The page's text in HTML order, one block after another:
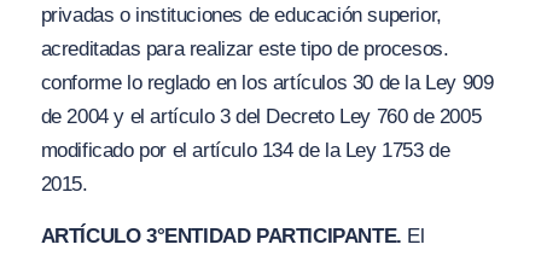
privadas o instituciones de educación superior,
acreditadas para realizar este tipo de procesos.
conforme lo reglado en los artículos 30 de la Ley 909
de 2004 y el artículo 3 del Decreto Ley 760 de 2005
modificado por el artículo 134 de la Ley 1753 de
2015.
ARTÍCULO 3°ENTIDAD PARTICIPANTE. El